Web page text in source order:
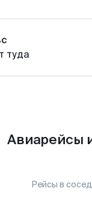
туда
Авиарейсы
Рейсы в